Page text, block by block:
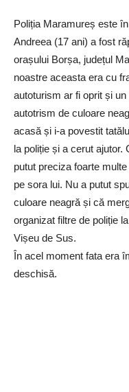
Poliția Maramureș este
Andreea (17 ani) a fost
orașului Borșa, județul
noastre aceasta era cu
autoturism ar fi oprit și
autotrism de culoare
acasă și i-a povestit
la poliție și a cerut ajutor.
putut preciza foarte
pe sora lui. Nu a putut
culoare neagră și că
organizat filtre de poliție
Vișeu de Sus.
În acel moment fata era
deschisă.